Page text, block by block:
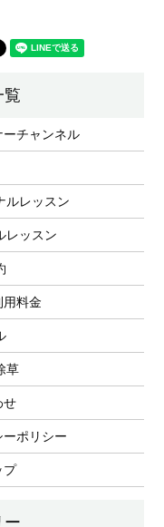
ーチャンネル
ルレッスン
レッスン
料金
草
せ
ポリシー
プ